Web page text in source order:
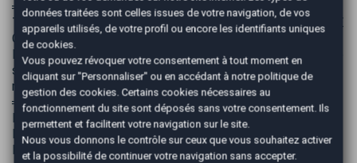
═══════════════════════════════
TARIF HORS FRAIS DE MISE A LA ROUTE ET TAXE CARTE
GRISE
Les données présentées dans cette annonce peuvent être
sujettes à des erreurs. Pour toute information, contactez
nous par téléphone ou par mail.
═══════════════════════════════
Nous vous accueillons dans nos locaux Agence AutoEasy à
ROQUEBRUNE SUR ARGENS.
Du Lundi au Samedi POUR UNE VISITE OU UN ESSAI.
données traitées sont celles issues de votre navigation, de vos
appareils utilisés, de votre profil ou encore les identifiants uniques
de cookies.
Vous pouvez révoquer votre consentement à tout moment en
cliquant sur "Personnaliser" ou en accédant à notre politique de
gestion des cookies. Certains cookies nécessaires au
fonctionnement du site sont déposés sans votre consentement. Ils
permettent et facilitent votre navigation sur le site.
Nous vous donnons le contrôle sur ceux que vous souhaitez activer
et la possibilité de continuer votre navigation sans accepter.